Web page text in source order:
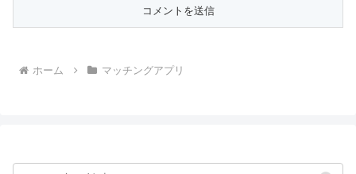
ホーム マッチングアプリ